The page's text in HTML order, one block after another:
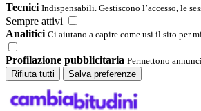
Tecnici Indispensabili. Gestiscono l’accesso, le
Sempre attivi
Analitici Ci aiutano a capire come usi il sito per
Profilazione pubblicitaria Permettono
Rifiuta tutti
Salva preferenze